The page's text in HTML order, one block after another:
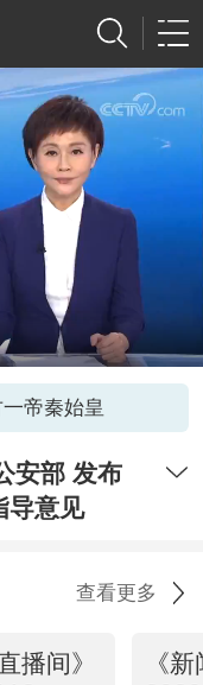
帝秦始皇
安部 发布
导意见
查看更多
播间》
《